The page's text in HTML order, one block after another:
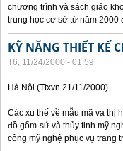
chương trình và sách giáo
trung học cơ sở từ năm 2000
KỸ NĂNG THIẾT KẾ
T6, 11/24/2000 - 01:59
Hà Nội (Ttxvn 21/11/2000)
Các xu thế về mẫu mã và thị
đồ gốm-sứ và thủy tinh mỹ
công mỹ nghệ phục vụ trang